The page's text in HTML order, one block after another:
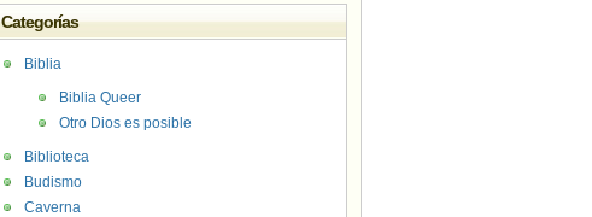
Categorías
Biblia
Biblia Queer
Otro Dios es posible
Biblioteca
Budismo
Caverna